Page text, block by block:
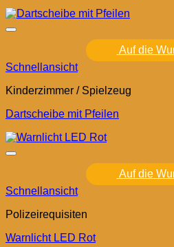
Auf die
Schnellansicht
Kinderzimmer / Spielzeug
Dartscheibe mit Pfeilen
Auf die
Schnellansicht
Polizeirequisiten
Warnlicht LED Rot